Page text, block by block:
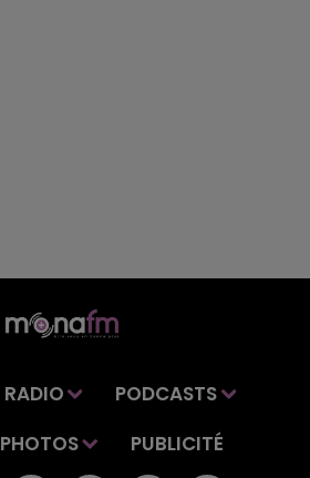
RADIO
PODCASTS
PHOTOS PUBLICITÉ